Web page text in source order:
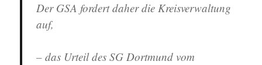
Der GSA fordert daher die Kreisverwaltung
auf,
– das Urteil des SG Dortmund vom